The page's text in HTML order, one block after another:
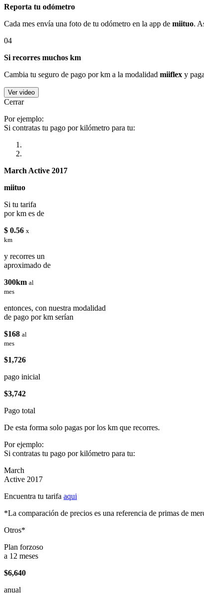
Reporta tu odómetro
Cada mes envía una foto de tu odómetro en la app de miituo.
04
Si recorres muchos km
Cambia tu seguro de pago por km a la modalidad miiflex y
Ver video
Cerrar
Por ejemplo:
Si contratas tu pago por kilómetro para tu:
March Active 2017
miituo
Si tu tarifa
por km es de
$ 0.56 x
km
y recorres un
aproximado de
300km al
mes
entonces, con nuestra modalidad
de pago por km serían
$168 al
mes
$1,726
pago inicial
$3,742
Pago total
De esta forma solo pagas por los km que recorres.
Por ejemplo:
Si contratas tu pago por kilómetro para tu:
March
Active 2017
Encuentra tu tarifa aqui
*La comparación de precios es una referencia de primas de
Otros*
Plan forzoso
a 12 meses
$6,640
anual